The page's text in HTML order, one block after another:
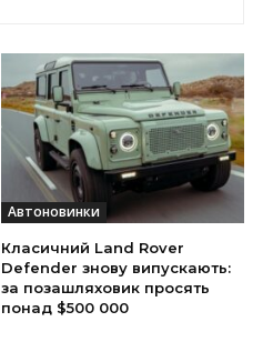
Автоновинки
Класичний Land Rover
Defender знову випускають:
за позашляховик просять
понад $500 000